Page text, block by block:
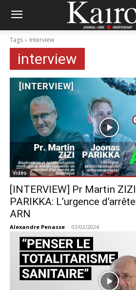
Tags Interview
interview
Vidéo
[INTERVIEW] Pr Martin
PARIKKA: L’urgence
ARN
Alexandre Penasse - 03/02/2024